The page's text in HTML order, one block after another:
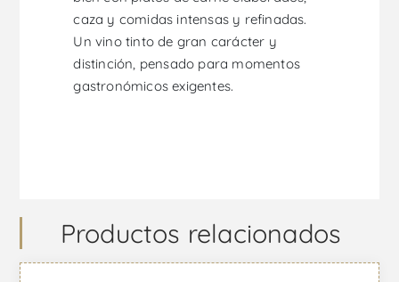
caza y comidas intensas y refinadas.
Un vino tinto de gran carácter y
distinción, pensado para momentos
gastronómicos exigentes.
Productos relacionados